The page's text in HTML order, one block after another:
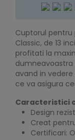
Cuptorul pentru
Classic, de 13
profitati la
avand in
ce va asigura
Caracteristici
Design
Creat
Certificari: